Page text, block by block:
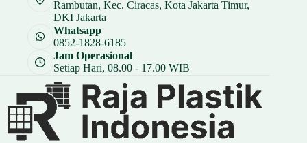
Rambutan, Kec. Ciracas, Kota Jakarta Timur,
DKI Jakarta
Whatsapp
0852-1828-6185
Jam Operasional
Setiap Hari, 08.00 - 17.00 WIB